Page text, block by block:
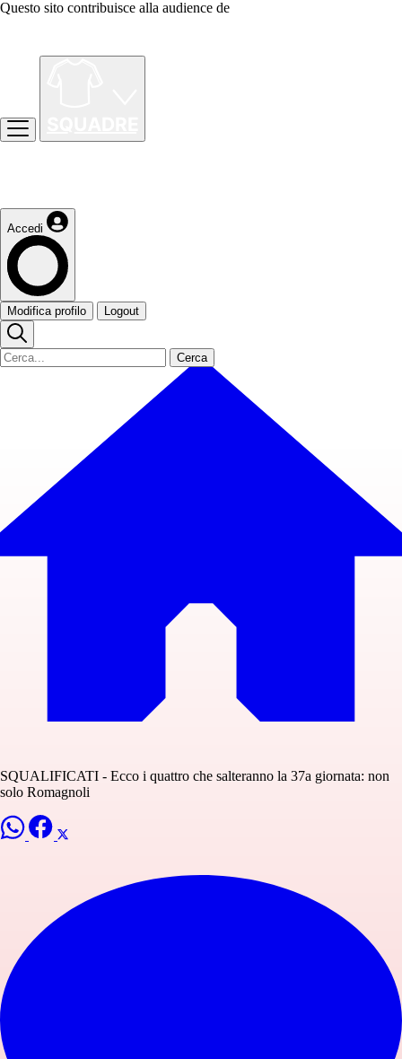
Questo sito contribuisce alla audience de
Accedi
Modifica profilo Logout
Cerca
SQUALIFICATI - Ecco i quattro che salteranno la 37a giornata: non
solo Romagnoli